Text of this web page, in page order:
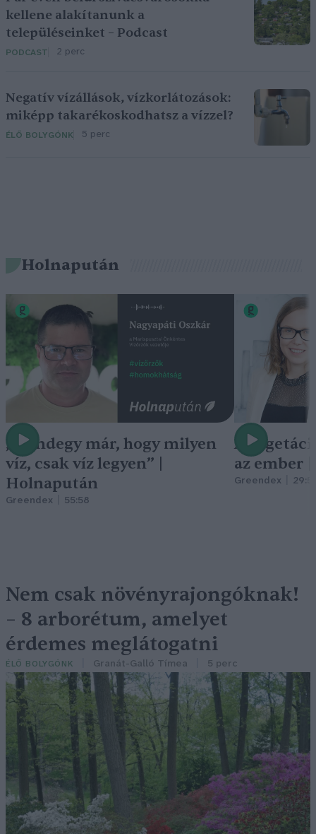
kellene alakítanunk a
településeinket – Podcast
PODCAST 2 perc
Negatív vízállások, vízkorlátozások:
miképp takarékoskodhatsz a vízzel?
ÉLŐ BOLYGÓNK 5 perc
Holnapután
„Mindegy már, hogy milyen
víz, csak víz legyen” |
Holnapután
Greendex 55:58
A
az ember
Greendex
Nem csak növényrajongóknak!
– 8 arborétum, amelyet
érdemes meglátogatni
ÉLŐ BOLYGÓNK Granát-Galló Tímea 5 perc